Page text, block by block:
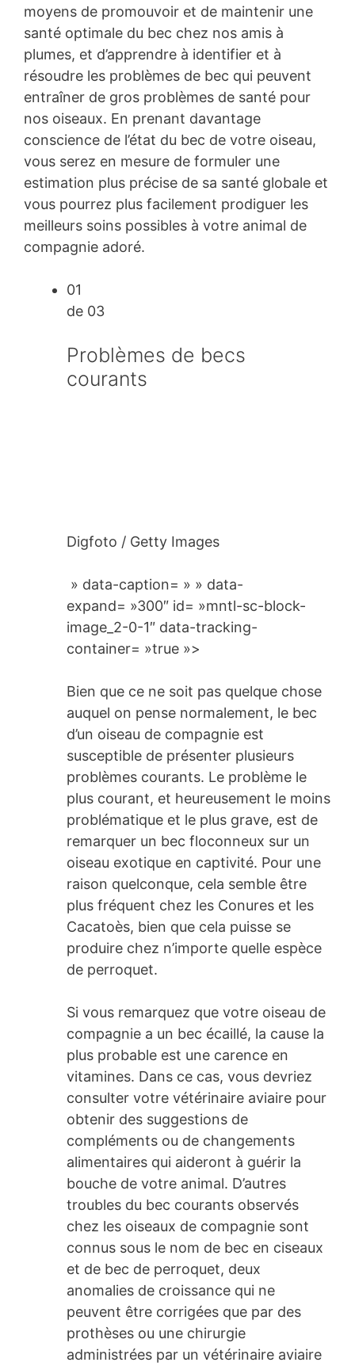
moyens de promouvoir et de maintenir une
santé optimale du bec chez nos amis à
plumes, et d’apprendre à identifier et à
résoudre les problèmes de bec qui peuvent
entraîner de gros problèmes de santé pour
nos oiseaux. En prenant davantage
conscience de l’état du bec de votre oiseau,
vous serez en mesure de formuler une
estimation plus précise de sa santé globale et
vous pourrez plus facilement prodiguer les
meilleurs soins possibles à votre animal de
compagnie adoré.
01
de 03
Problèmes de becs
courants
Digfoto / Getty Images
» data-caption= » » data-
expand= »300″ id= »mntl-sc-block-
image_2-0-1″ data-tracking-
container= »true »>
Bien que ce ne soit pas quelque chose
auquel on pense normalement, le bec
d’un oiseau de compagnie est
susceptible de présenter plusieurs
problèmes courants. Le problème le
plus courant, et heureusement le moins
problématique et le plus grave, est de
remarquer un bec floconneux sur un
oiseau exotique en captivité. Pour une
raison quelconque, cela semble être
plus fréquent chez les Conures et les
Cacatoès, bien que cela puisse se
produire chez n’importe quelle espèce
de perroquet.
Si vous remarquez que votre oiseau de
compagnie a un bec écaillé, la cause la
plus probable est une carence en
vitamines. Dans ce cas, vous devriez
consulter votre vétérinaire aviaire pour
obtenir des suggestions de
compléments ou de changements
alimentaires qui aideront à guérir la
bouche de votre animal. D’autres
troubles du bec courants observés
chez les oiseaux de compagnie sont
connus sous le nom de bec en ciseaux
et de bec de perroquet, deux
anomalies de croissance qui ne
peuvent être corrigées que par des
prothèses ou une chirurgie
administrées par un vétérinaire aviaire